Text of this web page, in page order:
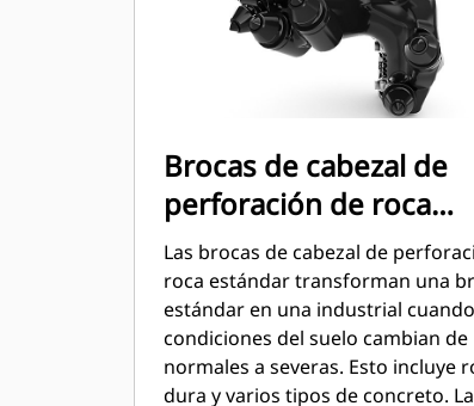
Brocas de cabezal de
perforación de roca
estándar (con pernos)
Las brocas de cabezal de
roca estándar transforman una
estándar en una industrial
condiciones del suelo cambian de
normales a severas. Esto incluye
dura y varios tipos de concreto. Las